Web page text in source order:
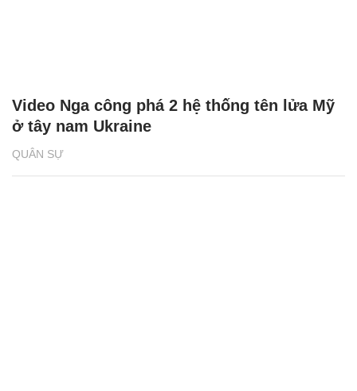
QUÂN SỰ
Video Nga công phá 2 hệ thống tên lửa Mỹ
ở tây nam Ukraine